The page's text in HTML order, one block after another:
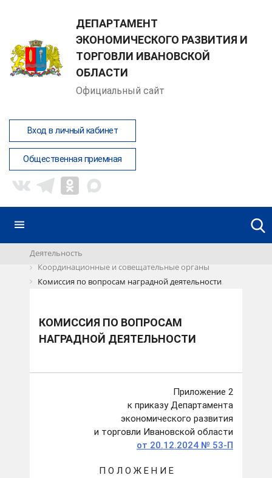
ДЕПАРТАМЕНТ
ЭКОНОМИЧЕСКОГО РАЗВИТИЯ И
ТОРГОВЛИ ИВАНОВСКОЙ
ОБЛАСТИ
Официальный сайт
Вход в личный кабинет
Общественная приемная
Деятельность
Координационные и совещательные органы
Комиссия по вопросам наградной деятельности
КОМИССИЯ ПО ВОПРОСАМ
НАГРАДНОЙ ДЕЯТЕЛЬНОСТИ
Приложение 2
к приказу Департамента
экономического развития
и торговли Ивановской области
от 20.12.2024 № 53-П
П О Л О Ж Е Н И Е